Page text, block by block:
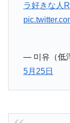
ラ好きな人
— 미유（低
5月25日